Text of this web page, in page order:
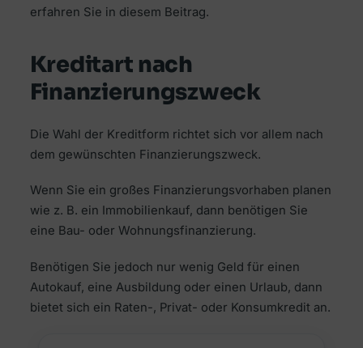
erfahren Sie in diesem Beitrag.
Kreditart nach
Finanzierungszweck
Die Wahl der Kreditform richtet sich vor allem nach
dem gewünschten Finanzierungszweck.
Wenn Sie ein großes Finanzierungsvorhaben planen
wie z. B. ein Immobilienkauf, dann benötigen Sie
eine Bau- oder Wohnungsfinanzierung.
Benötigen Sie jedoch nur wenig Geld für einen
Autokauf, eine Ausbildung oder einen Urlaub, dann
bietet sich ein Raten-, Privat- oder Konsumkredit an.